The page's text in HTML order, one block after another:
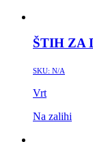
ŠTIH ZA
SKU: N/A
Vrt
Na zalihi